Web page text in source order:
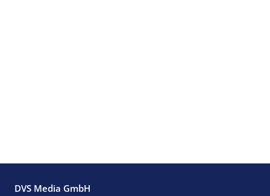
DVS Media GmbH